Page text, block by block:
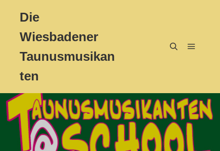
Die
Wiesbadener
Taunusmusikan
ten